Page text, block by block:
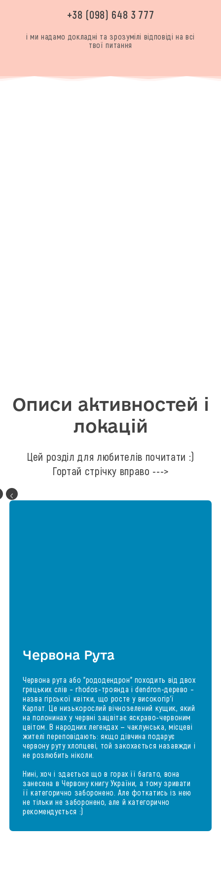
+38 (098) 648 3 777
і ми надамо докладні та зрозумілі відповіді на всі
твої питання
Описи активностей і
локацій
Цей розділ для любителів почитати :)
Гортай стрічку вправо --->
Червона Рута
Червона рута або "рододендрон" походить від двох
грецьких слів – rhodos-троянда і dendron-дерево –
назва гірської квітки, що росте у високогір’ї
Карпат. Це низькорослий вічнозелений кущик, який
на полонинах у червні зацвітає яскраво-червоним
цвітом. В народних легендах — чаклунська, місцеві
жителі переповідають: якщо дівчина подарує
червону руту хлопцеві, той закохається назавжди і
не розлюбить ніколи.
Нині, хоч і здається що в горах її багато, вона
занесена в Червону книгу України, а тому зривати
її категорично заборонено. Але фоткатись із нею
не тільки не заборонено, але й категорично
рекомендується :)